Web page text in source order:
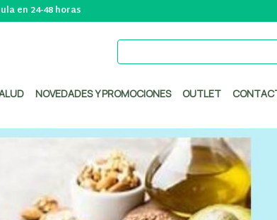
en 24-48 horas
NOVEDADES Y PROMOCIONES OUTLET